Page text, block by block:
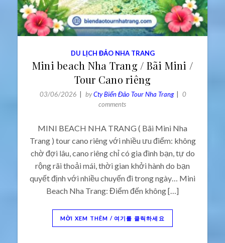
DU LỊCH ĐẢO NHA TRANG
Mini beach Nha Trang / Bãi Mini /
Tour Cano riêng
03/06/2026 byCty Biển Đảo Tour Nha Trang
0
comments
MINI BEACH NHA TRANG ( Bãi Mini Nha
Trang ) tour cano riêng với nhiều ưu điểm: không
chờ đợi lâu, cano riêng chỉ có gia đình bạn, tự do
rộng rãi thoải mái, thời gian khởi hành do bạn
quyết định với nhiều chuyến đi trong ngày… Mini
Beach Nha Trang: Điểm đến không […]
MỜI XEM THÊM / 여기를 클릭하세요